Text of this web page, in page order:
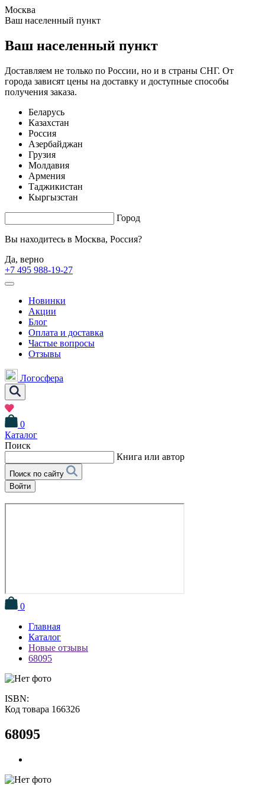
Москва
Ваш населенный пункт
Ваш населенный пункт
Доставляем не только по России, но и в страны СНГ. От
города зависят цены на доставку и доступные способы
получения заказа.
Беларусь
Казахстан
Россия
Азербайджан
Грузия
Молдавия
Армения
Таджикистан
Кыргызстан
Город
Вы находитесь в Москва, Россия?
Да, верно
+7 495 988-19-27
Новинки
Акции
Блог
Оплата и доставка
Частые вопросы
Отзывы
Логосфера
0
Каталог
Поиск
Книга или автор
Поиск по сайту
Войти
0
Главная
Каталог
Новые отзывы
68095
ISBN:
Код товара 166326
68095